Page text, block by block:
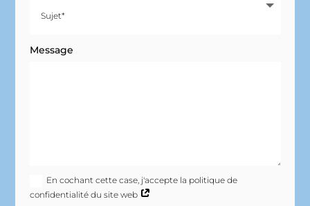
Message
En cochant cette case, j'accepte la politique de
confidentialité du site web